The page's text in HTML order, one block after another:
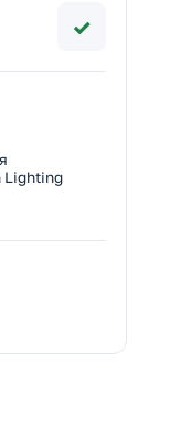
✓
Lighting